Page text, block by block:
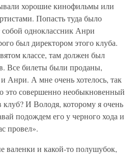
хорошие кинофильмы или
Попасть туда было
одноклассник Анри
был директором этого клуба.
классе, там должен был
Все билеты были проданы,
Анри. А мне очень хотелось, так
это совершенно необыкновенный
клуб? И Володя, которому я очень
подождем его у черного хода и
провел».
валенки и какой-то полушубок,